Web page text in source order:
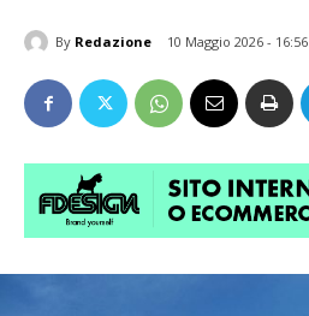
By Redazione 10 Maggio 2026 - 16:56